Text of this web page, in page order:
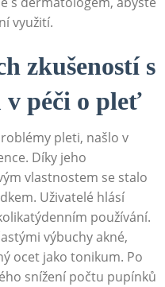
využití.
zkušeností s
v péči o pleť
pleti, našlo v
Díky jeho
vlastnostem se stalo
Uživatelé hlásí
používání.
výbuchy akné,
ocet jako tonikum. Po
snížení počtu pupínků